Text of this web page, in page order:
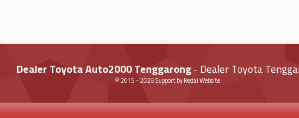
Dealer Toyota Auto2000 Tenggarong- Dealer Toyota
© 2015 -2026Support byKedai Website